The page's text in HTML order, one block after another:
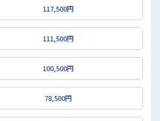
117,500円
111,500円
100,500円
78,500円